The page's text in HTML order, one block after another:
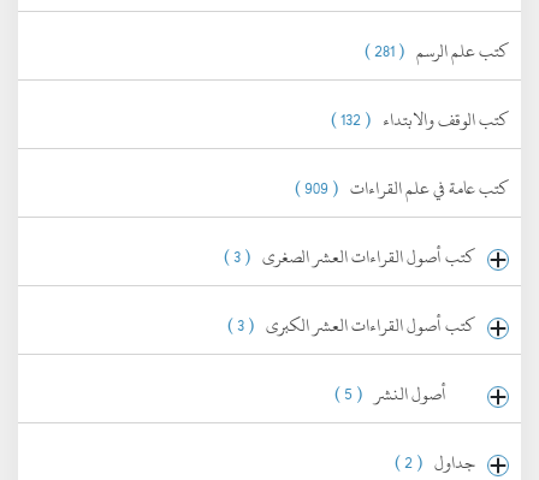
كتب علم الرسم ( 281 )
كتب الوقف والابتداء ( 132 )
كتب عامة في علم القراءات ( 909 )
كتب أصول القراءات العشر الصغرى ( 3 )
كتب أصول القراءات العشر الكبرى ( 3 )
أصول النشر ( 5 )
جداول ( 2 )